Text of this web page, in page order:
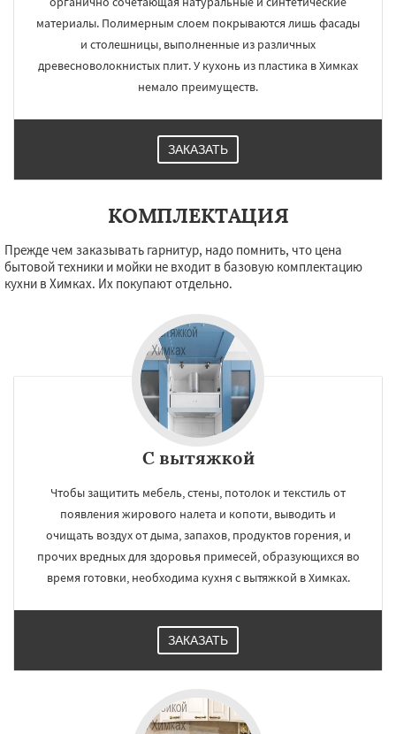
материалы. Полимерным слоем покрываются лишь фасады
и столешницы, выполненные из различных
древесноволокнистых плит. У кухонь из пластика в Химках
немало преимуществ.
ЗАКАЗАТЬ
КОМПЛЕКТАЦИЯ
Прежде чем заказывать гарнитур, надо помнить, что цена
бытовой техники и мойки не входит в базовую комплектацию
кухни в Химках. Их покупают отдельно.
С вытяжкой
Чтобы защитить мебель, стены, потолок и текстиль от
появления жирового налета и копоти, выводить и
очищать воздух от дыма, запахов, продуктов горения, и
прочих вредных для здоровья примесей, образующихся во
время готовки, необходима кухня с вытяжкой в Химках.
ЗАКАЗАТЬ